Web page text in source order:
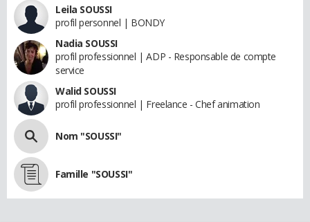
Leila SOUSSI
profil personnel | BONDY
Nadia SOUSSI
profil professionnel | ADP - Responsable de compte
service
Walid SOUSSI
profil professionnel | Freelance - Chef animation
Nom "SOUSSI"
Famille "SOUSSI"